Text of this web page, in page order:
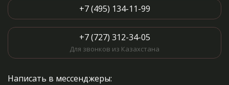
+7 (495) 134-11-99
+7 (727) 312-34-05
Для звонков из Казахстана
Написать в мессенджеры: